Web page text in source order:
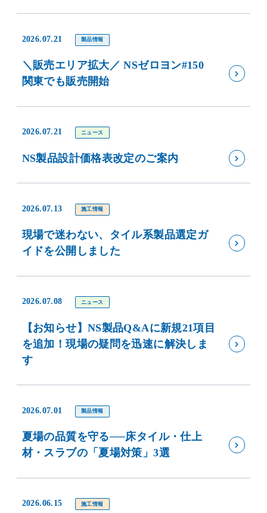
2026.07.21 製品情報
＼販売エリア拡大／ NSゼロヨン#150
関東でも販売開始
2026.07.21 ニュース
NS製品設計価格表改定のご案内
2026.07.13 施工情報
現場で迷わない、タイル系製品選定ガ
イドを公開しました
2026.07.08 ニュース
【お知らせ】NS製品Q&Aに新規21項目
を追加！現場の疑問を迅速に解決しま
す
2026.07.01 製品情報
夏場の品質を守る──床タイル・仕上
材・スラブの「夏場対策」3選
2026.06.15 施工情報